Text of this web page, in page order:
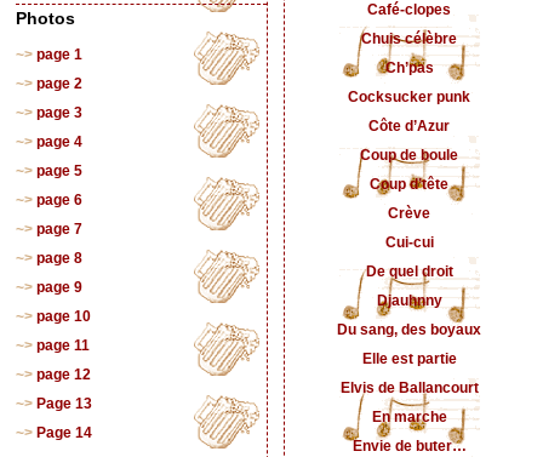
Photos
page 1
page 2
page 3
page 4
page 5
page 6
page 7
page 8
page 9
page 10
page 11
page 12
Page 13
Page 14
Café-clopes
Chuis célèbre
Ch’pas
Cocksucker punk
Côte d’Azur
Coup de boule
Coup d’tête
Crève
Cui-cui
De quel droit
Djauhnny
Du sang, des boyaux
Elle est partie
Elvis de Ballancourt
En marche
Envie de buter…